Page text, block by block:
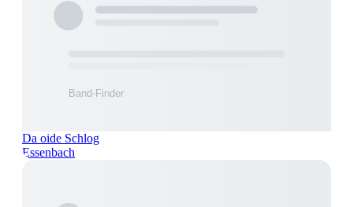
Da oide Schlog
Essenbach